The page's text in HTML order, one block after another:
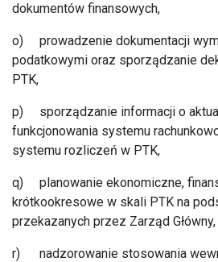
dokumentów finansowych,
o) prowadzenie dokumentacji
podatkowymi oraz sporządzanie
PTK,
p) sporządzanie informacji o
funkcjonowania systemu
systemu rozliczeń w PTK,
q) planowanie ekonomiczne,
krótkookresowe w skali PTK na
przekazanych przez Zarząd Główny,
r) nadzorowanie stosowania